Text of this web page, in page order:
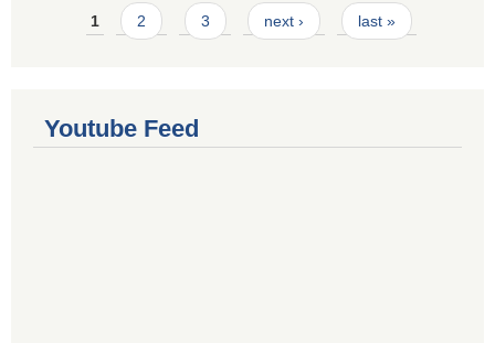
Pages
1 2 3 next › last »
Youtube Feed